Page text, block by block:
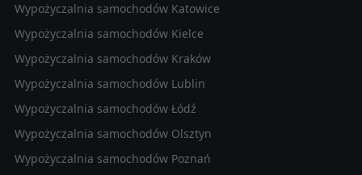
Wypożyczalnia samochodów Katowice
Wypożyczalnia samochodów Kielce
Wypożyczalnia samochodów Kraków
Wypożyczalnia samochodów Lublin
Wypożyczalnia samochodów Łódź
Wypożyczalnia samochodów Olsztyn
Wypożyczalnia samochodów Poznań